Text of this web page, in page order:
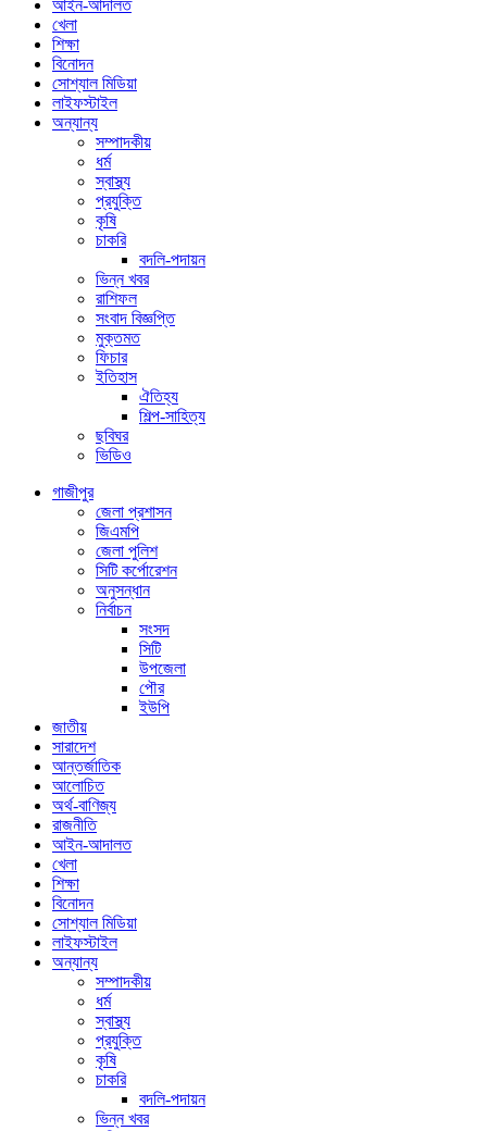
আইন-আদালত
খেলা
শিক্ষা
বিনোদন
সোশ্যাল মিডিয়া
লাইফস্টাইল
অন্যান্য
সম্পাদকীয়
ধর্ম
স্বাস্থ্য
প্রযুক্তি
কৃষি
চাকরি
বদলি-পদায়ন
ভিন্ন খবর
রাশিফল
সংবাদ বিজ্ঞপ্তি
মুক্তমত
ফিচার
ইতিহাস
ঐতিহ্য
শিল্প-সাহিত্য
ছবিঘর
ভিডিও
গাজীপুর
জেলা প্রশাসন
জিএমপি
জেলা পুলিশ
সিটি কর্পোরেশন
অনুসন্ধান
নির্বাচন
সংসদ
সিটি
উপজেলা
পৌর
ইউপি
জাতীয়
সারাদেশ
আন্তর্জাতিক
আলোচিত
অর্থ-বাণিজ্য
রাজনীতি
আইন-আদালত
খেলা
শিক্ষা
বিনোদন
সোশ্যাল মিডিয়া
লাইফস্টাইল
অন্যান্য
সম্পাদকীয়
ধর্ম
স্বাস্থ্য
প্রযুক্তি
কৃষি
চাকরি
বদলি-পদায়ন
ভিন্ন খবর